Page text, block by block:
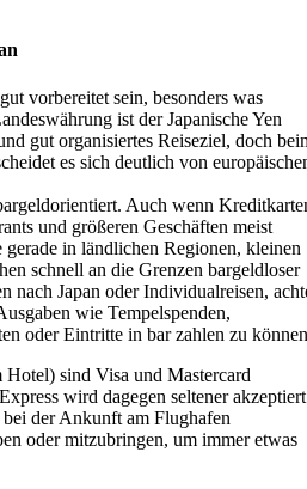
vorbereitet sein, besonders was
ist der Japanische Yen
gut organisiertes Reiseziel, doch
es sich deutlich von
Auch wenn
und größeren Geschäften meist
gerade in ländlichen Regionen, kleinen
schnell an die Grenzen bargeldloser
nach Japan oder Individualreisen,
wie Tempelspenden,
oder Eintritte in bar zahlen zu
sind Visa und Mastercard
wird dagegen seltener
der Ankunft am Flughafen
oder mitzubringen, um immer etwas